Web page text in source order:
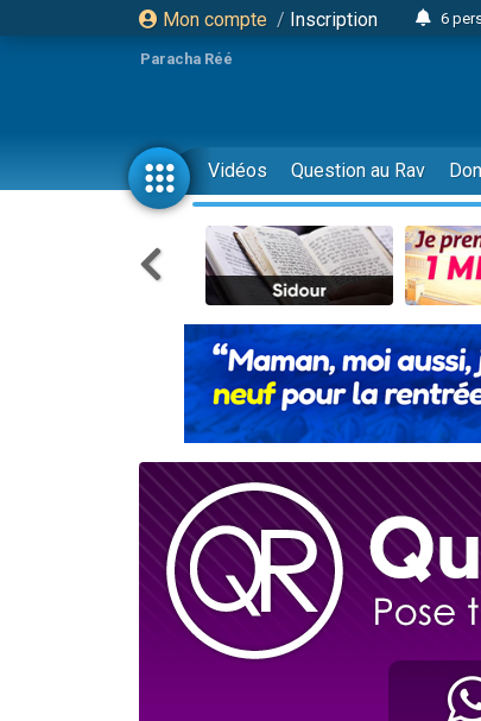
Mon compte / Inscription
6
17
4
Il
Eva
4
3
3
13
2
3
2
2
Paracha Réé
Vidéos Question au Rav